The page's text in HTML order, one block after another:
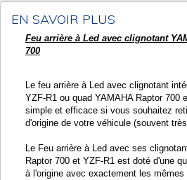
EN SAVOIR PLUS
Feu arrière à Led avec clignotant
700
Le feu arrière à Led avec clignotant
YZF-R1 ou quad YAMAHA Raptor 700
simple et efficace si vous souhaitez
d'origine de votre véhicule (souvent
Le Feu arrière à Led avec ses
Raptor 700 et YZF-R1 est doté d'une
à l'origine avec exactement les